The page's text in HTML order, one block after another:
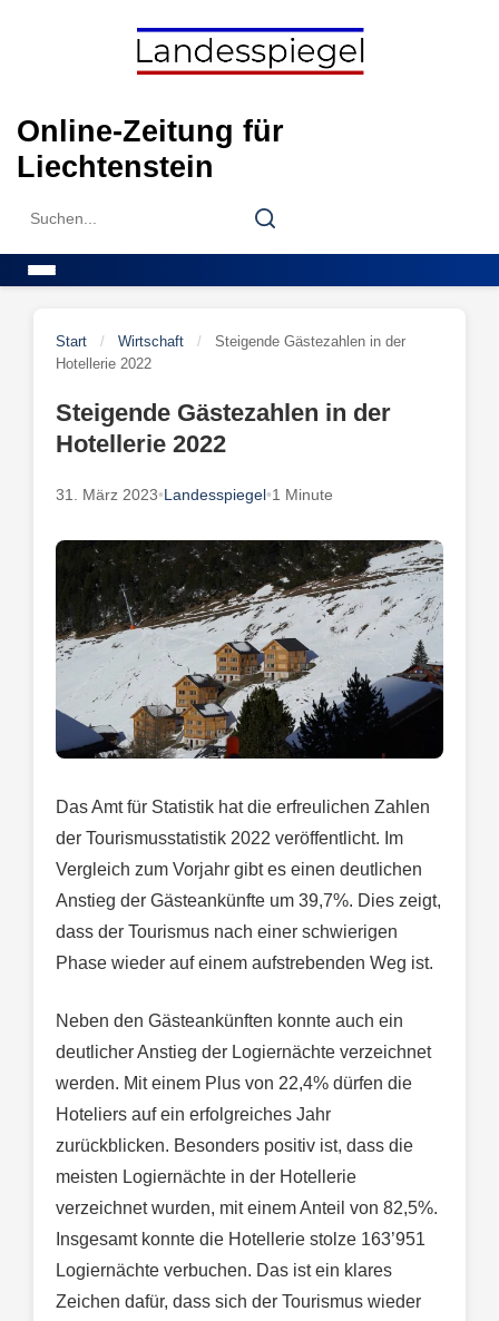
Online-Zeitung für
Liechtenstein
Search
Search
Start / Wirtschaft /
Steigende Gästezahlen in der
Hotellerie 2022
Steigende Gästezahlen in der
Hotellerie 2022
31. März 2023•Landesspiegel•1 Minute
Das Amt für Statistik hat die erfreulichen Zahlen
der Tourismusstatistik 2022 veröffentlicht. Im
Vergleich zum Vorjahr gibt es einen deutlichen
Anstieg der Gästeankünfte um 39,7%. Dies zeigt,
dass der Tourismus nach einer schwierigen
Phase wieder auf einem aufstrebenden Weg ist.
Neben den Gästeankünften konnte auch ein
deutlicher Anstieg der Logiernächte verzeichnet
werden. Mit einem Plus von 22,4% dürfen die
Hoteliers auf ein erfolgreiches Jahr
zurückblicken. Besonders positiv ist, dass die
meisten Logiernächte in der Hotellerie
verzeichnet wurden, mit einem Anteil von 82,5%.
Insgesamt konnte die Hotellerie stolze 163’951
Logiernächte verbuchen. Das ist ein klares
Zeichen dafür, dass sich der Tourismus wieder